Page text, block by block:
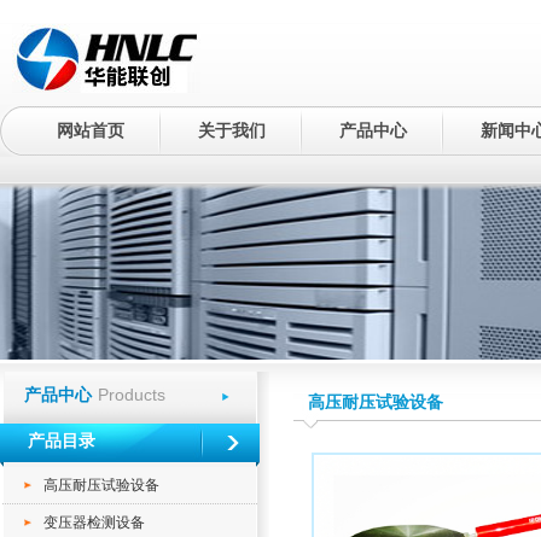
网站首页 关于我们 产品中心 新闻中
产品中心 Products
产品目录
高压耐压试验设备
变压器检测设备
高压耐压试验设备